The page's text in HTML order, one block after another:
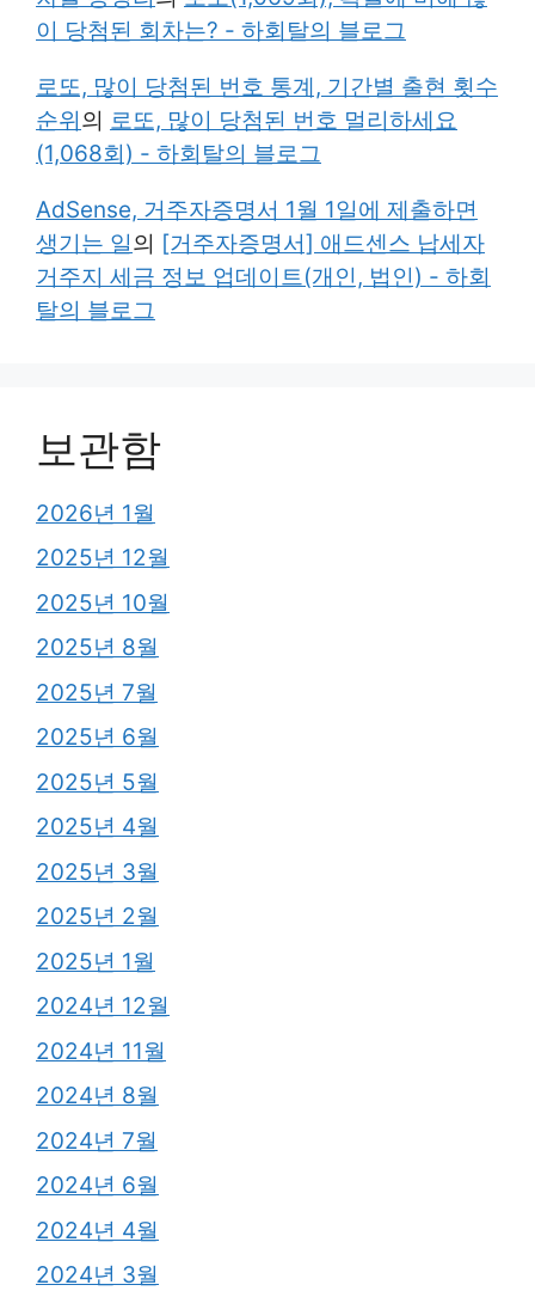
이 당첨된 회차는? - 하회탈의 블로그
로또, 많이 당첨된 번호 통계, 기간별 출현 횟수
순위의 로또, 많이 당첨된 번호 멀리하세요
(1,068회) - 하회탈의 블로그
AdSense, 거주자증명서 1월 1일에 제출하면
생기는 일의 [거주자증명서] 애드센스 납세자
거주지 세금 정보 업데이트(개인, 법인) - 하회
탈의 블로그
보관함
2026년 1월
2025년 12월
2025년 10월
2025년 8월
2025년 7월
2025년 6월
2025년 5월
2025년 4월
2025년 3월
2025년 2월
2025년 1월
2024년 12월
2024년 11월
2024년 8월
2024년 7월
2024년 6월
2024년 4월
2024년 3월